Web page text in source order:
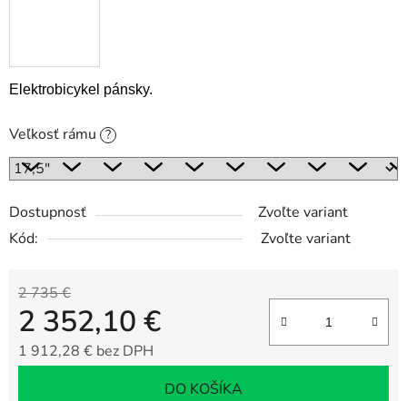
Elektrobicykel pánsky.
Veľkosť rámu ?
Dostupnosť
Zvoľte variant
Kód:
Zvoľte variant
2 735 €
2 352,10 €
1 912,28 € bez DPH
DO KOŠÍKA